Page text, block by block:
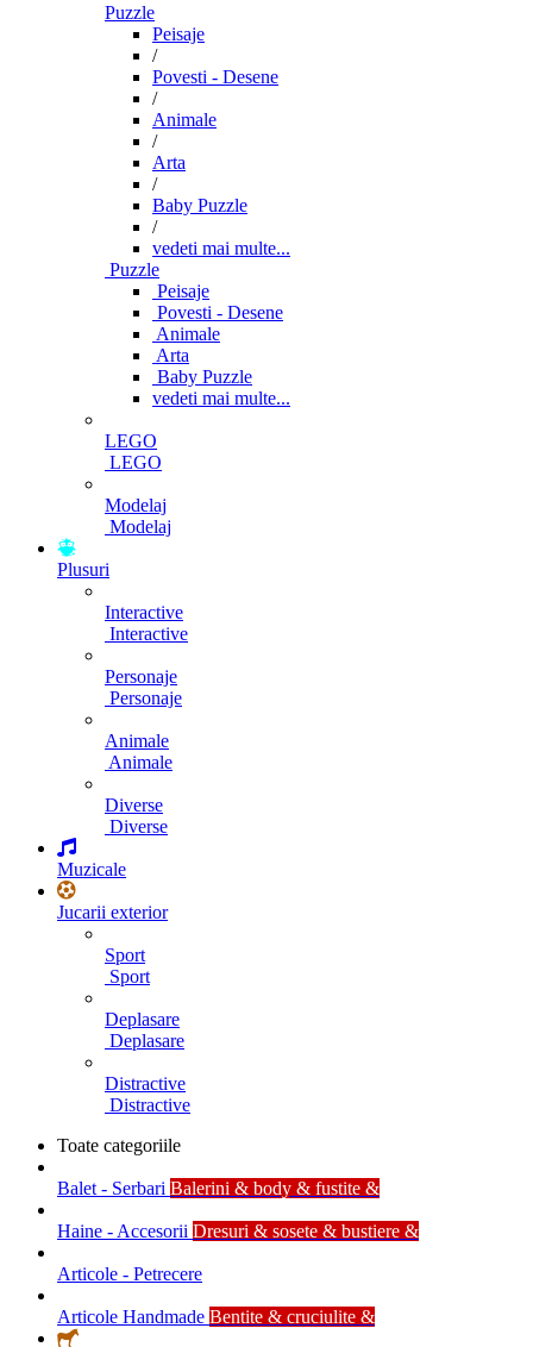
Puzzle
Peisaje
/
Povesti - Desene
/
Animale
/
Arta
/
Baby Puzzle
/
vedeti mai multe...
Puzzle
Peisaje
Povesti - Desene
Animale
Arta
Baby Puzzle
vedeti mai multe...
LEGO
LEGO
Modelaj
Modelaj
Plusuri
Interactive
Interactive
Personaje
Personaje
Animale
Animale
Diverse
Diverse
Muzicale
Jucarii exterior
Sport
Sport
Deplasare
Deplasare
Distractive
Distractive
Toate categoriile
Balet - Serbari Balerini & body & fustite &
Haine - Accesorii Dresuri & sosete & bustiere &
Articole - Petrecere
Articole Handmade Bentite & cruciulite &